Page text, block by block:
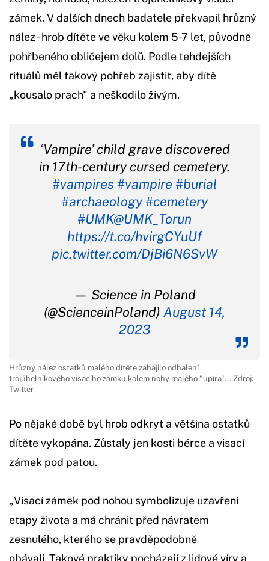
zámek. V dalších dnech badatele překvapil hrůzný
nález - hrob dítěte ve věku kolem 5-7 let, původně
pohřbeného obličejem dolů. Podle tehdejších
rituálů měl takový pohřeb zajistit, aby dítě
„kousalo prach" a neškodilo živým.
‘Vampire’ child grave discovered
in 17th-century cursed cemetery.
#vampires #vampire #burial
#archaeology #cemetery
#UMK@UMK_Torun
https://t.co/hvirgCYuUf
pic.twitter.com/DjBi6N6SvW
— Science in Poland
(@ScienceinPoland) August 14,
2023
Hrůzný nález ostatků malého dítěte zahájilo odhalení
trojúhelníkového visacího zámku kolem nohy malého "upíra"... Zdroj:
Twitter
Po nějaké době byl hrob odkryt a většina ostatků
dítěte vykopána. Zůstaly jen kosti bérce a visací
zámek pod patou.
„Visací zámek pod nohou symbolizuje uzavření
etapy života a má chránit před návratem
zesnulého, kterého se pravděpodobně
obávali. Takové praktiky pocházejí z lidové víry a